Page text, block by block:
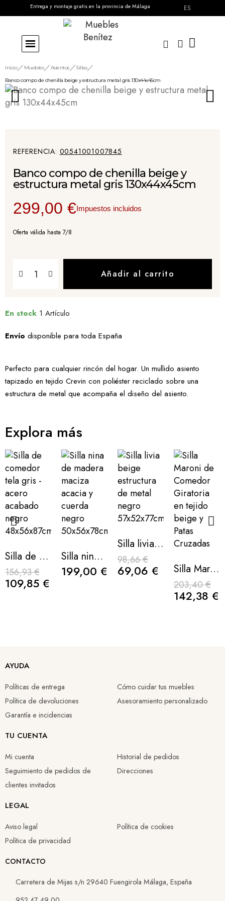
Entrega y montaje gratis en la provincia de Málaga ES
Inicio Muebles Asientos
Sillas
Banco compo de chenilla beige y estructura metal gris 130x44x45cm
REFERENCIA 00541001007845
Banco compo de chenilla beige y
estructura metal gris 130x44x45cm
299,00 €Impuestos incluidos
Oferta válida hasta 7/8
Añadir al carrito
En stock 1 Artículo
Envío disponible para toda España
Perfecto para cualquier rincón del hogar. Un mullido asiento
tapizado en tejido Crevin con poliéster reciclado sobre una
estructura de metal que acompaña el diseño del asiento.
Explora más
Silla de comedor tela gris - acero acabado negro 48x56x87cm
156,93 €
109,85 €
Silla nina de madera maciza acacia y cuerda negro 50x56x78cm
199,00 €
Silla livia beige estructura de metal negro 57x52x77cm
98,66 €
69,06 € Silla Maroni de Comedor Giratoria en tejido beige y Patas Cruzadas
203,40 €
142,38 €
155,40 €
108,78 € 64,37 €
226,60 €
158,62 €
138,73 €
97,11 €
AYUDA
Políticas de entrega
Política de devoluciones
Garantía e incidencias
Cómo cuidar tus muebles
Asesoramiento personalizado
TU CUENTA
Mi cuenta
Seguimiento de pedidos de
clientes invitados
Historial de pedidos
Direcciones
LEGAL
Aviso legal
Política de privacidad
Política de cookies
CONTACTO
Carretera de Mijas s/n 29640 Fuengirola Málaga, España